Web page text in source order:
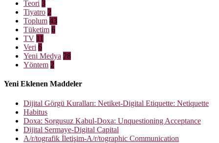
Teori 3
Tiyatro 2
Toplum 43
Tüketim 6
TV 11
Veri 6
Yeni Medya 28
Yöntem 2
Yeni Eklenen Maddeler
Dijital Görgü Kuralları: Netiket-Digital Etiquette: Netiquette
Habitus
Doxa: Sorgusuz Kabul-Doxa: Unquestioning Acceptance
Dijital Sermaye-Digital Capital
A/r/tografik İletişim-A/r/tographic Communication